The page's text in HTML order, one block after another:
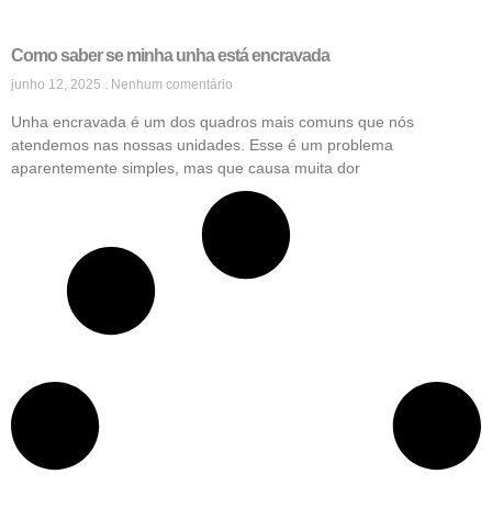
Como saber se minha unha está encravada
junho 12, 2025 Nenhum comentário
Unha encravada é um dos quadros mais comuns que nós
atendemos nas nossas unidades. Esse é um problema
aparentemente simples, mas que causa muita dor